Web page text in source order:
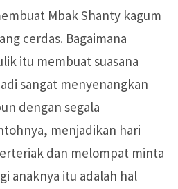
Mbak Shanty kagum
cerdas. Bagaimana
itu membuat suasana
sangat menyenangkan
dengan segala
menjadikan hari
dan melompat minta
anaknya itu adalah hal